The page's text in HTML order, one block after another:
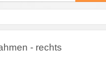
- rechts